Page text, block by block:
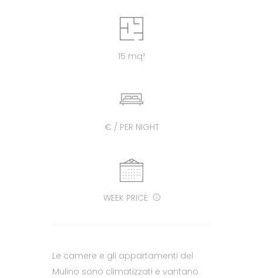
15 mq²
€ / PER NIGHT
WEEK PRICE
Le camere e gli appartamenti del
Mulino sono climatizzati e vantano